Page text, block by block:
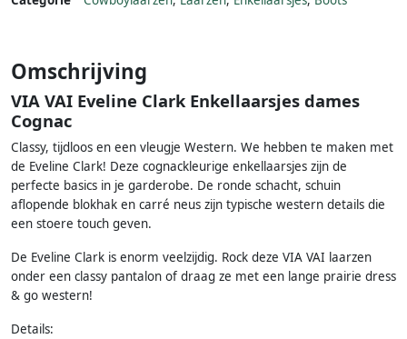
Omschrijving
VIA VAI Eveline Clark Enkellaarsjes dames
Cognac
Classy, tijdloos en een vleugje Western. We hebben te maken met
de Eveline Clark! Deze cognackleurige enkellaarsjes zijn de
perfecte basics in je garderobe. De ronde schacht, schuin
aflopende blokhak en carré neus zijn typische western details die
een stoere touch geven.
De Eveline Clark is enorm veelzijdig. Rock deze VIA VAI laarzen
onder een classy pantalon of draag ze met een lange prairie dress
& go western!
Details: